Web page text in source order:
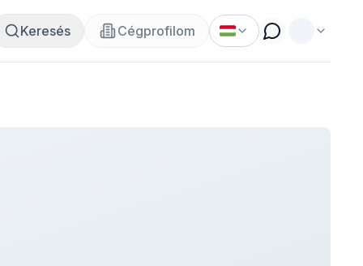
Keresés Cégprofilom